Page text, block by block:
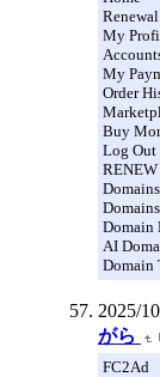
My
My
Order
Buy
Log Out
RENEW
Domains
Domains
Domain
AI
Domain
2025/
がら
FC2Ad